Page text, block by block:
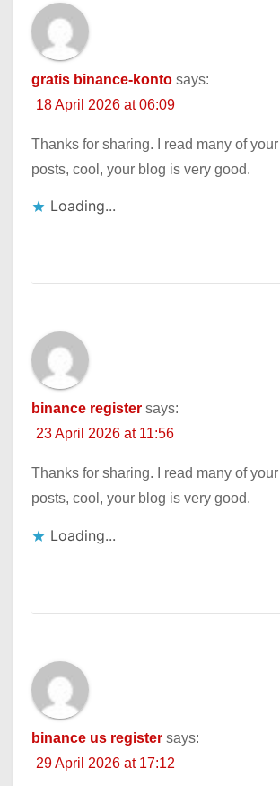
gratis binance-konto says:
18 April 2026 at 06:09
Thanks for sharing. I read many of
posts, cool, your blog is very good.
Loading...
binance register says:
23 April 2026 at 11:56
Thanks for sharing. I read many of
posts, cool, your blog is very good.
Loading...
binance us register says:
29 April 2026 at 17:12